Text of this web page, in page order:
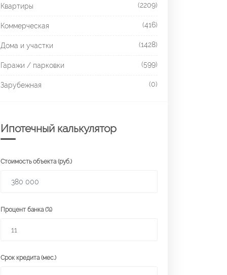
Квартиры (2209)
Коммерческая (416)
Дома и участки (1428)
Гаражи / парковки (599)
Зарубежная (0)
Ипотечный калькулятор
Стоимость объекта (руб.)
Процент банка (%)
Срок кредита (мес.)